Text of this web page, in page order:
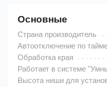
Основные
Страна производитель
Автоотключение по
Обработка края
Работает в системе
Высота ниши для